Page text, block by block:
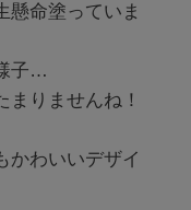
懸命塗っていま
子…
まりませんね！
かわいいデザイ